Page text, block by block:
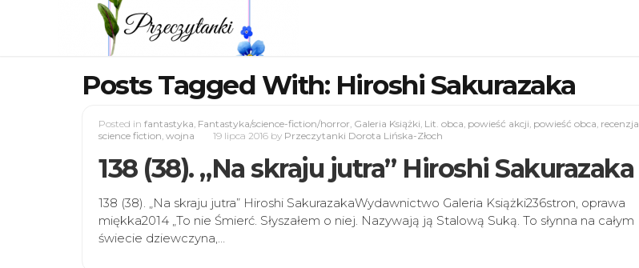
Posts Tagged With: Hiroshi Sakurazaka
Posted in fantastyka, Fantastyka/science-fiction/horror, Galeria Książki, Lit. obca, powieść akcji, powieść obca, recenzja
science fiction, wojna 19 lipca 2016 by Przeczytanki Dorota Lińska-Złoch
138 (38). „Na skraju jutra” Hiroshi Sakurazaka
138 (38). „Na skraju jutra” Hiroshi SakurazakaWydawnictwo Galeria Książki236stron, oprawa
miękka2014 „To nie Śmierć. Słyszałem o niej. Nazywają ją Stalową Suką. To słynna na całym
świecie dziewczyna,…